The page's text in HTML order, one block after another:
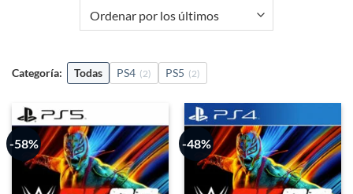
Categoría: Todas PS4 (2) PS5 (2)
-58% -48%